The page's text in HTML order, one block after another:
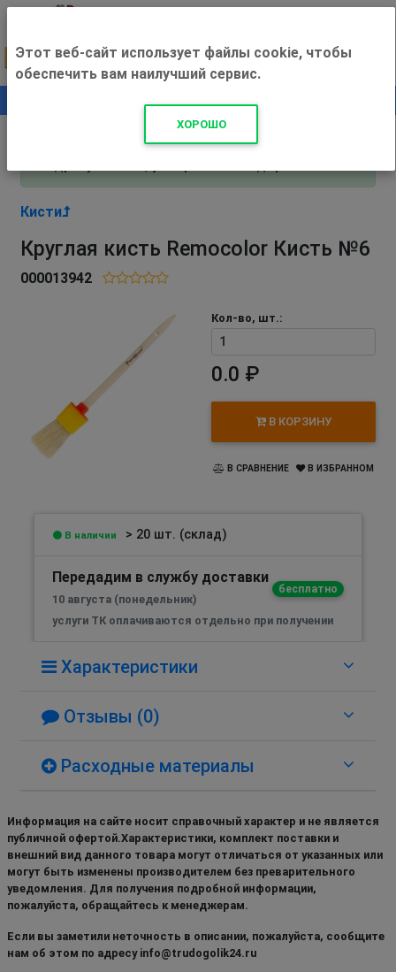
+500 ₽
Внимание! С 3 августа магазин работает по
Кисти
Круглая кисть Remocolor Кисть №6
000013942
Кол-во, шт.:
0.0 ₽
В КОРЗИНУ
В СРАВНЕНИЕ В ИЗБРАННОМ
В наличии > 20 шт. (склад)
Передадим в службу доставки
бесплатно
10 августа (понедельник)
услуги ТК оплачиваются отдельно при получении
Характеристики
Отзывы (0)
Расходные материалы
Информация на сайте носит справочный характер и не является
публичной офертой.Характеристики, комплект поставки и
внешний вид данного товара могут отличаться от указанных или
могут быть изменены производителем без преварительного
уведомления. Для получения подробной информации,
пожалуйста, обращайтесь к менеджерам.
Если вы заметили неточность в описании, пожалуйста, сообщите
нам об этом по адресу info@trudogolik24.ru
Этот веб-сайт использует файлы cookie, чтобы
обеспечить вам наилучший сервис.
ХОРОШО